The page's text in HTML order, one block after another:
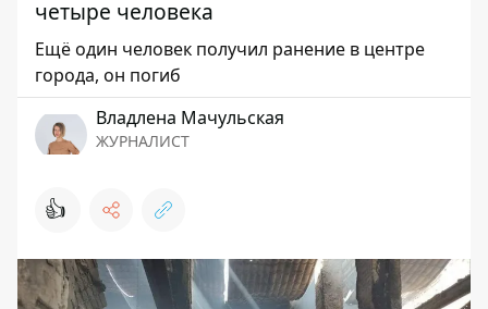
четыре человека
Ещё один человек получил ранение в центре
города, он погиб
Владлена Мачульская
ЖУРНАЛИСТ
👍